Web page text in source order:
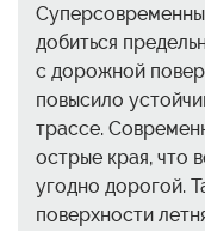
добиться
с дорожной
повысило
трассе.
острые края, что
угодно дорогой.
поверхности